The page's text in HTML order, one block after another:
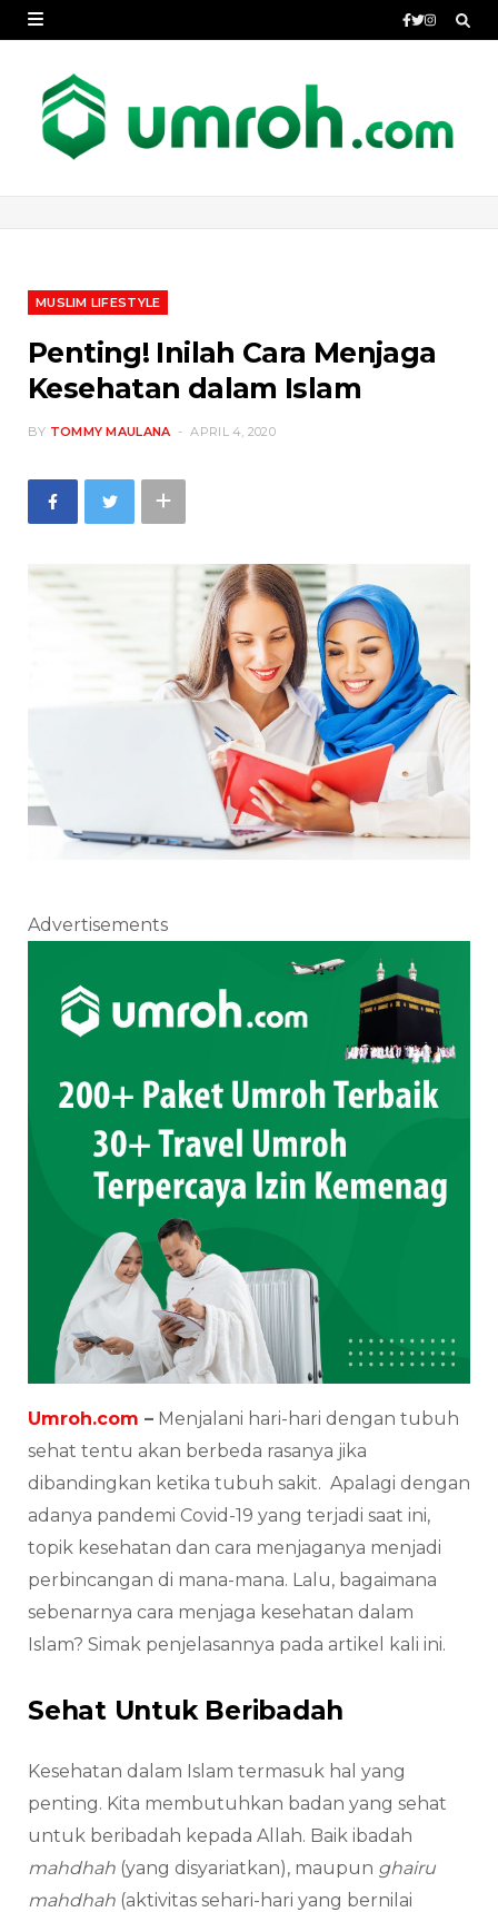
MUSLIM LIFESTYLE
Penting! Inilah Cara Menjaga
Kesehatan dalam Islam
BY TOMMY MAULANA APRIL 4, 2020
Advertisements
Umroh.com – Menjalani hari-hari dengan tubuh
sehat tentu akan berbeda rasanya jika
dibandingkan ketika tubuh sakit. Apalagi dengan
adanya pandemi Covid-19 yang terjadi saat ini,
topik kesehatan dan cara menjaganya menjadi
perbincangan di mana-mana. Lalu, bagaimana
sebenarnya cara menjaga kesehatan dalam
Islam? Simak penjelasannya pada artikel kali ini.
Sehat Untuk Beribadah
Kesehatan dalam Islam termasuk hal yang
penting. Kita membutuhkan badan yang sehat
untuk beribadah kepada Allah. Baik ibadah
mahdhah (yang disyariatkan), maupun ghairu
mahdhah (aktivitas sehari-hari yang bernilai